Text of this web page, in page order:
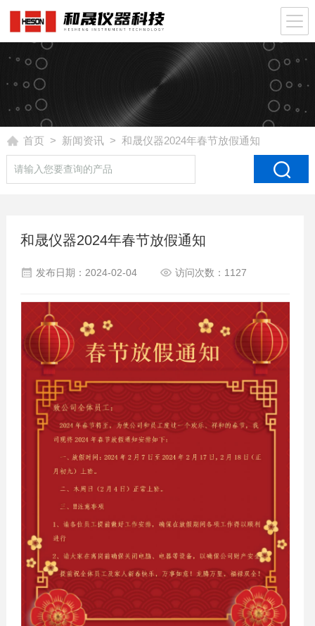
首页 > 新闻资讯> 和晟仪器2024年春节放假通知
和晟仪器2024年春节放假通知
发布日期：2024-02-04 访问次数：1127